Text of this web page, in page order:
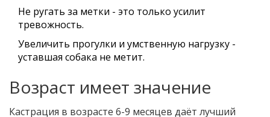
Не ругать за метки - это только усилит
тревожность.
Увеличить прогулки и умственную нагрузку -
уставшая собака не метит.
Возраст имеет значение
Кастрация в возрасте 6-9 месяцев даёт лучший